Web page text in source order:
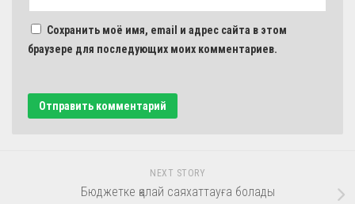
Сохранить моё имя, email и адрес сайта в этом
браузере для последующих моих комментариев.
NEXT STORY
Бюджетке қалай саяхаттауға болады